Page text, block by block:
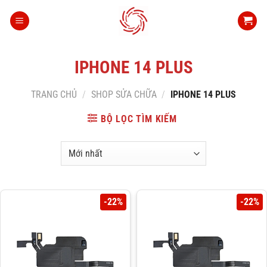
qua
IPHONE 14 PLUS
TRANG CHỦ / SHOP SỬA CHỮA / IPHONE 14 PLUS
BỘ LỌC TÌM KIẾM
-22% -22%